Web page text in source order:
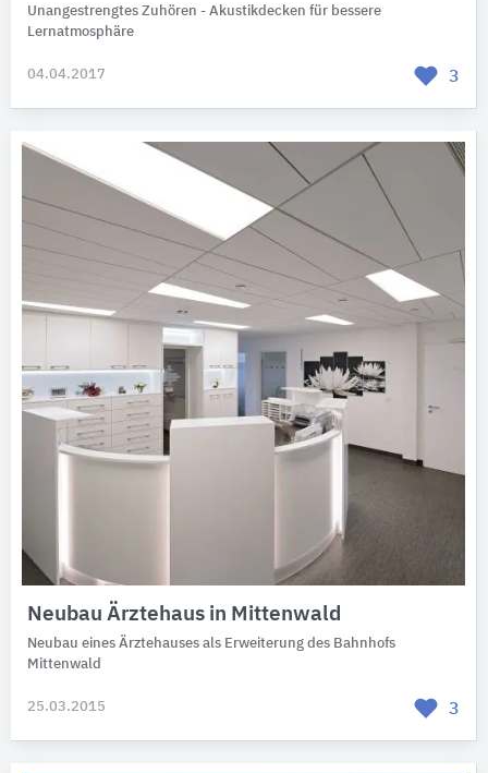
Unangestrengtes Zuhören - Akustikdecken für bessere
Lernatmosphäre
04.04.2017 3
Neubau Ärztehaus in Mittenwald
Neubau eines Ärztehauses als Erweiterung des Bahnhofs
Mittenwald
25.03.2015 3